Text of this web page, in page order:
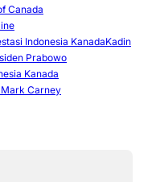
ar
e
Canada
Indonesia KanadaKadin
Prabowo
Kanada
Carney